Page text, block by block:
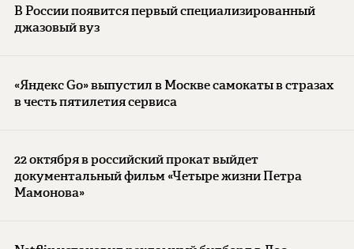
В России появится первый специализированный
джазовый вуз
«Яндекс Go» выпустил в Москве самокаты в стразах
в честь пятилетия сервиса
22 октября в российский прокат выйдет
документальный фильм «Четыре жизни Петра
Мамонова»